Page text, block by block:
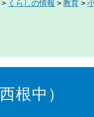
> くらしの情報 > 教育 >
根中）